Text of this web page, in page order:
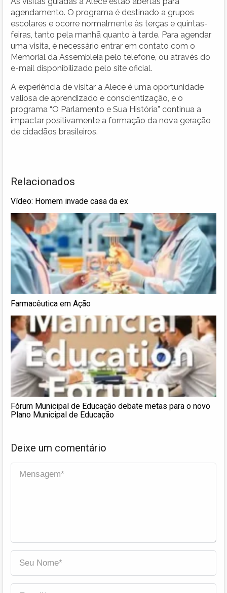
agendamento. O programa é destinado a grupos
escolares e ocorre normalmente às terças e quintas-
feiras, tanto pela manhã quanto à tarde. Para agendar
uma visita, é necessário entrar em contato com o
Memorial da Assembleia pelo telefone, ou através do
e-mail disponibilizado pelo site oficial.
A experiência de visitar a Alece é uma oportunidade
valiosa de aprendizado e conscientização, e o
programa “O Parlamento e Sua História” continua a
impactar positivamente a formação da nova geração
de cidadãos brasileiros.
Relacionados
Vídeo: Homem invade casa da ex
Farmacêutica em Ação
Fórum Municipal de Educação debate metas para o novo
Plano Municipal de Educação
Deixe um comentário